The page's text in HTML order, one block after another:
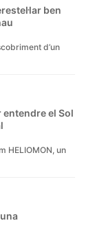
ben
d’un
entendre el Sol
HELIOMON, un